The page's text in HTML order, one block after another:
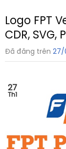
Logo FPT
CDR, SVG,
Đã đăng trên 27/
27
Th1